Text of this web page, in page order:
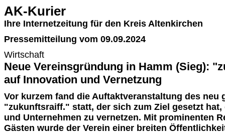
AK-Kurier
Ihre Internetzeitung für den Kreis Altenkirchen
Pressemitteilung vom 09.09.2024
Wirtschaft
Neue Vereinsgründung in Hamm (Sieg):
auf Innovation und Vernetzung
Vor kurzem fand die Auftaktveranstaltung des neu
"zukunftsraiff." statt, der sich zum Ziel gesetzt hat,
und Unternehmen zu vernetzen. Mit prominenten
Gästen wurde der Verein einer breiten